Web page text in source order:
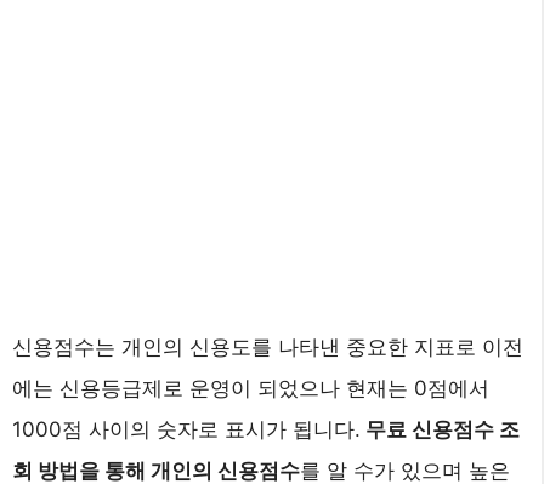
신용점수는 개인의 신용도를 나타낸 중요한 지표로 이전
에는 신용등급제로 운영이 되었으나 현재는 0점에서
1000점 사이의 숫자로 표시가 됩니다. 무료 신용점수 조
회 방법을 통해 개인의 신용점수를 알 수가 있으며 높은